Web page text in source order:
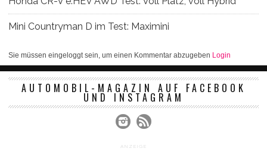
Mini Countryman D im Test: Maximini
Sie müssen eingeloggt sein, um einen Kommentar abzugeben Login
AUTOMOBIL-MAGAZIN AUF FACEBOOK
UND INSTAGRAM
ANZEIGE